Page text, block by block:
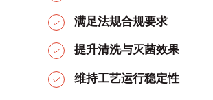
满足法规合规要求
提升清洗与灭菌效果
维持工艺运行稳定性